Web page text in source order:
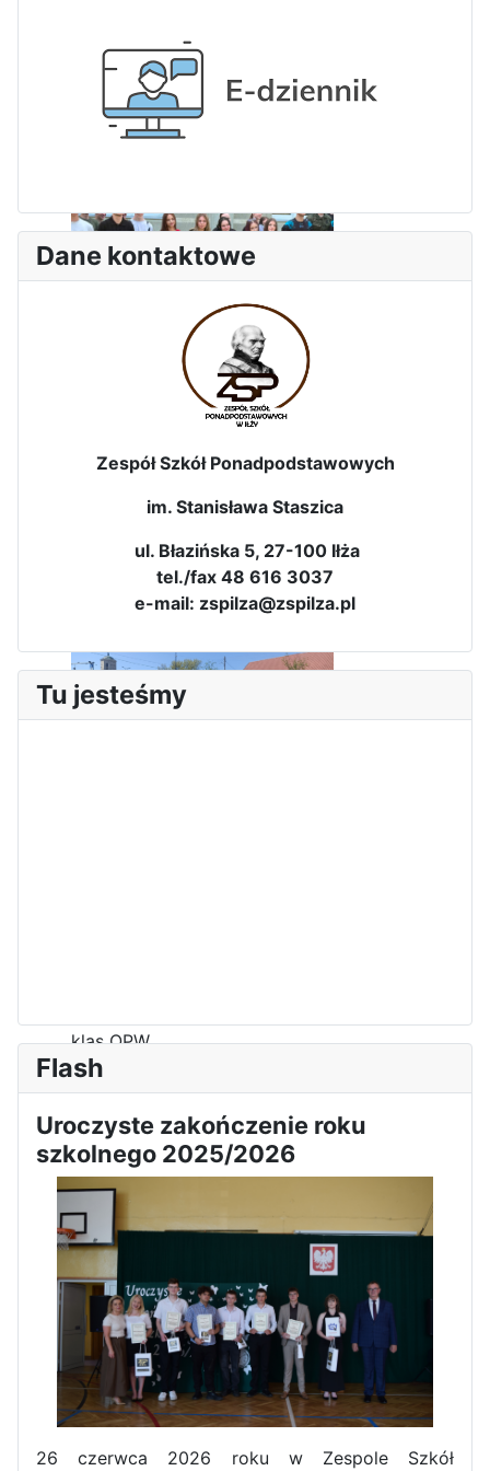
I Olimpiada Klas Mundurowych
klas OPW
Apel z okazji 235-tej rocznicy
uchwalenia Konstytucji 3 Maja
Dane kontaktowe
Zespół Szkół Ponadpodstawowych
im. Stanisława Staszica
ul. Błazińska 5, 27-100 Iłża
tel./fax 48 616 3037
e-mail: zspilza@zspilza.pl
Tu jesteśmy
Flash
Uroczyste zakończenie roku
szkolnego 2025/2026
26 czerwca 2026 roku w Zespole Szkół